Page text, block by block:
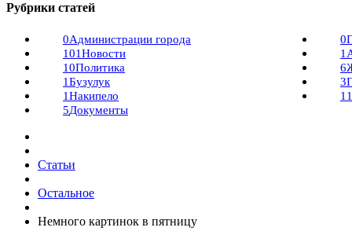
Рубрики статей
0Администрации города
101Новости
10Политика
1Бузулук
1Накипело
5Документы
0
1
6
3
Статьи
Остальное
Немного картинок в пятницу